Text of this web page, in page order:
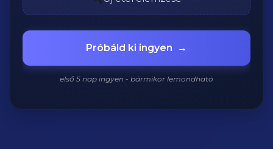
7g
165 kcal
Szénhidrát Zsír
3.6g
Próbáld ki ingyen →
első 5 nap ingyen - bármikor lemondható